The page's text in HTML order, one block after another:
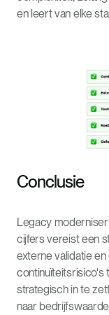
en leert van elke
Conclusie
Legacy
cijfers vereist een
externe validatie
continuïteitsrisico's
strategisch in te
naar